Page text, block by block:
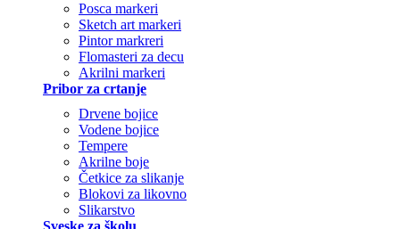
Posca markeri
Sketch art markeri
Pintor markreri
Flomasteri za decu
Akrilni markeri
Pribor za crtanje
Drvene bojice
Vodene bojice
Tempere
Akrilne boje
Četkice za slikanje
Blokovi za likovno
Slikarstvo
Sveske za školu